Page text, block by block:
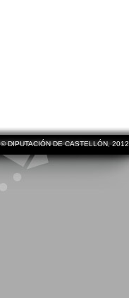
© DIPUTACIÓN DE CASTELLÓN, 2012